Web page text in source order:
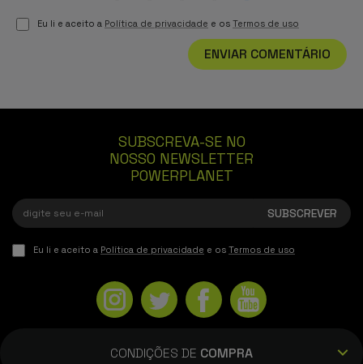
Eu li e aceito a Política de privacidade e os Termos de uso
ENVIAR COMENTÁRIO
SUBSCREVA-SE NO
NOSSO NEWSLETTER
POWERPLANET
Eu li e aceito a Política de privacidade e os Termos de uso
CONDIÇÕES DE COMPRA